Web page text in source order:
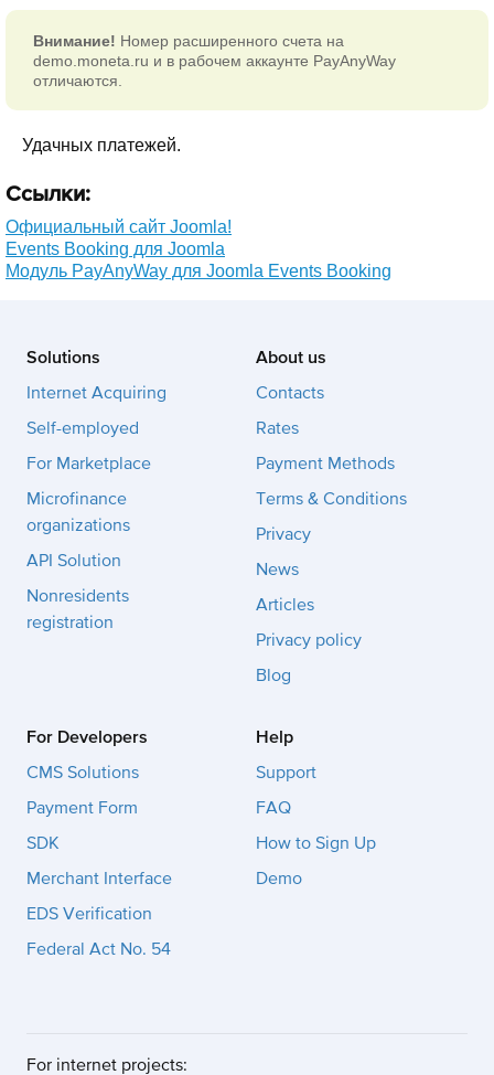
Внимание! Номер расширенного счета на
demo.moneta.ru и в рабочем аккаунте PayAnyWay
отличаются.
Удачных платежей.
Ссылки:
Официальный сайт Joomla!
Events Booking для Joomla
Модуль PayAnyWay для Joomla Events Booking
Solutions
Internet Acquiring
Self-employed
For Marketplace
Microfinance
organizations
API Solution
Nonresidents
registration
About us
Contacts
Rates
Payment Methods
Terms & Conditions
Privacy
News
Articles
Privacy policy
Blog
For Developers
CMS Solutions
Payment Form
SDK
Merchant Interface
EDS Verification
Federal Act No. 54
Help
Support
FAQ
How to Sign Up
Demo
For internet projects: